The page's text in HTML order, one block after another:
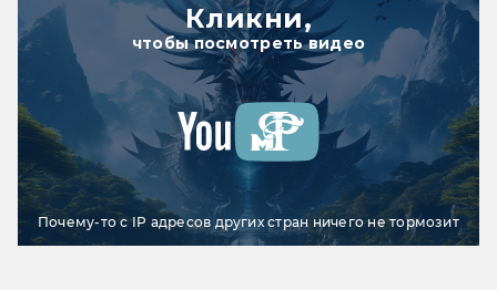
Кликни,
чтобы посмотреть видео
Почему-то с IP адресов других стран ничего не тормозит